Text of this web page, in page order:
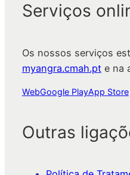
Serviços
Os nossos serviços
myangra.cmah.pt e na
WebGoogle PlayApp Store
Outras